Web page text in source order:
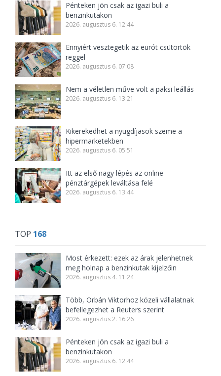
Pénteken jön csak az igazi buli a
benzinkutakon
2026. augusztus 6. 12:44
Ennyiért vesztegetik az eurót csütörtök
reggel
2026. augusztus 6. 07:08
Nem a véletlen műve volt a paksi leállás
2026. augusztus 6. 13:21
Kikerekedhet a nyugdíjasok szeme a
hipermarketekben
2026. augusztus 6. 05:51
Itt az első nagy lépés az online
pénztárgépek leváltása felé
2026. augusztus 6. 13:44
TOP 168
Most érkezett: ezek az árak jelenhetnek
meg holnap a benzinkutak kijelzőin
2026. augusztus 4. 11:24
Több, Orbán Viktorhoz közeli vállalatnak
befellegezhet a Reuters szerint
2026. augusztus 2. 16:26
Pénteken jön csak az igazi buli a
benzinkutakon
2026. augusztus 6. 12:44